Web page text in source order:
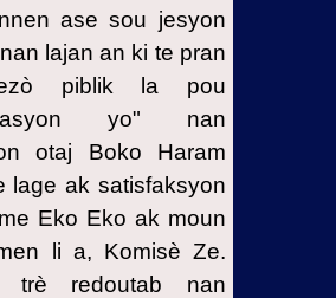
ase sou jesyon
lajan an ki te pran
piblik la pou
yo" nan
otaj Boko Haram
lage ak satisfaksyon
Eko Eko ak moun
li a, Komisè Ze.
trè redoutab nan